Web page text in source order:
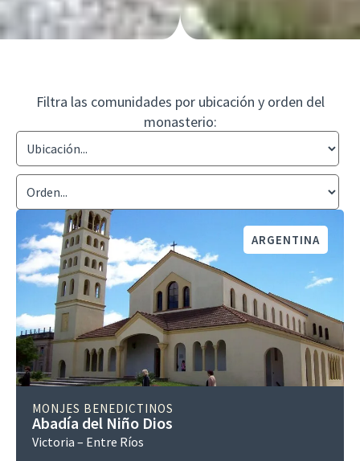
Filtra las comunidades por ubicación y orden del
monasterio:
ARGENTINA
MONJES BENEDICTINOS
Abadía del Niño Dios
Victoria – Entre Ríos